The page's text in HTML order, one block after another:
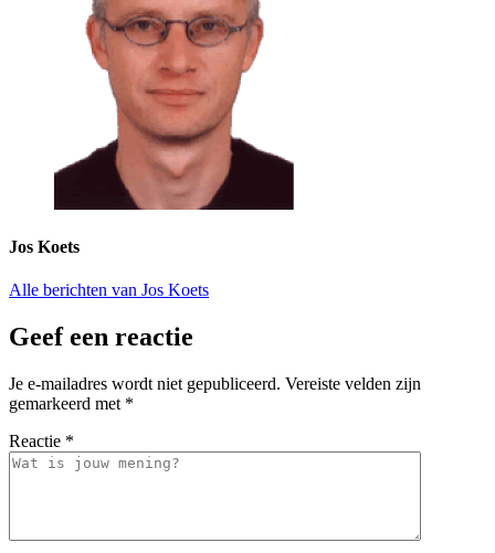
Jos Koets
Alle berichten van Jos Koets
Geef een reactie
Je e-mailadres wordt niet gepubliceerd. Vereiste velden zijn
gemarkeerd met *
Reactie *